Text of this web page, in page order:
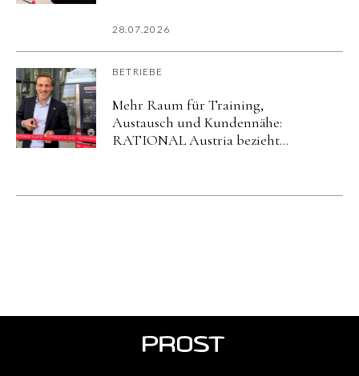
imurbanharbor Ludwigsburg
28.07.2026
BETRIEBE
Mehr Raum für Training,
Austausch und Kundennähe:
RATIONAL Austria bezieht